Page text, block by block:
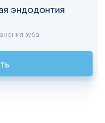
эндодонтия
зуба